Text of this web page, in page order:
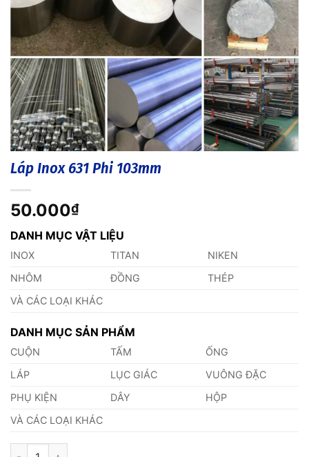
Láp Inox 631 Phi 103mm
50.000₫
DANH MỤC VẬT LIỆU
INOX TITAN
NIKEN
NHÔM
ĐỒNG
THÉP
VÀ CÁC LOẠI KHÁC
DANH MỤC SẢN PHẨM
CUỘN TẤM
ỐNG
LÁP
LỤC GIÁC
VUÔNG ĐẶC
PHỤ KIỆN
DÂY
HỘP
VÀ CÁC LOẠI KHÁC
Láp Inox 631 Phi 103mm quantity